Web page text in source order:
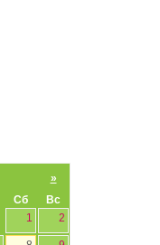
»
Сб
Вс
1
2